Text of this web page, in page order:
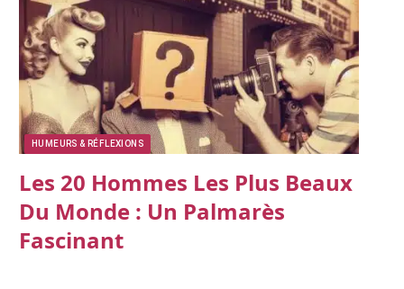
HUMEURS & RÉFLEXIONS
Les 20 Hommes Les Plus Beaux
Du Monde : Un Palmarès
Fascinant